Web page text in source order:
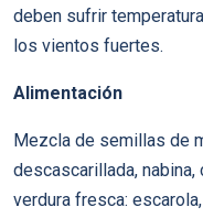
deben sufrir
los vientos fuertes.
Alimentación
Mezcla de semillas de
descascarillada, nabina,
verdura fresca: